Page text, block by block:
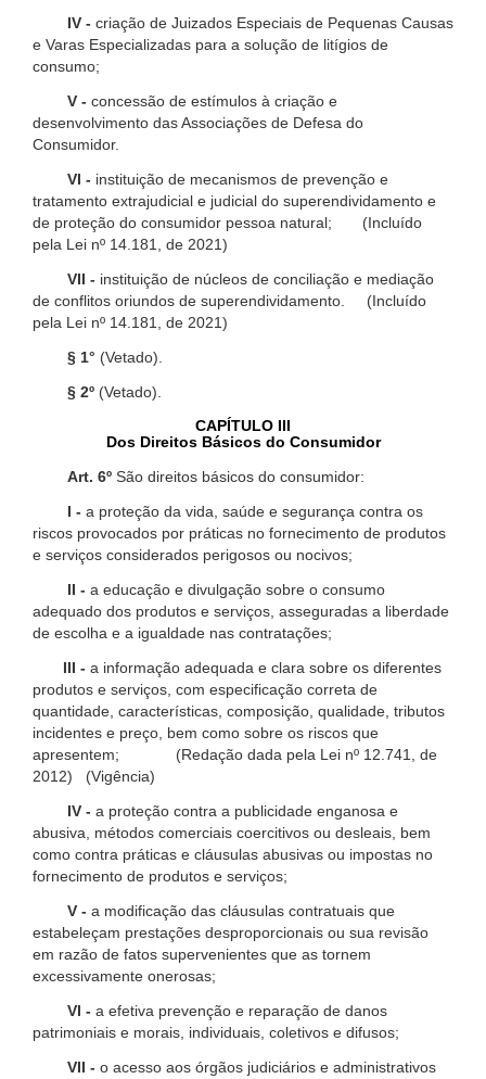
IV - criação de Juizados Especiais de Pequenas Causas
e Varas Especializadas para a solução de litígios de
consumo;
V - concessão de estímulos à criação e
desenvolvimento das Associações de Defesa do
Consumidor.
VI - instituição de mecanismos de prevenção e
tratamento extrajudicial e judicial do superendividamento e
de proteção do consumidor pessoa natural; (Incluído
pela Lei nº 14.181, de 2021)
VII - instituição de núcleos de conciliação e mediação
de conflitos oriundos de superendividamento. (Incluído
pela Lei nº 14.181, de 2021)
§ 1° (Vetado).
§ 2º (Vetado).
CAPÍTULO III
Dos Direitos Básicos do Consumidor
Art. 6º São direitos básicos do consumidor:
I - a proteção da vida, saúde e segurança contra os
riscos provocados por práticas no fornecimento de produtos
e serviços considerados perigosos ou nocivos;
II - a educação e divulgação sobre o consumo
adequado dos produtos e serviços, asseguradas a liberdade
de escolha e a igualdade nas contratações;
III - a informação adequada e clara sobre os diferentes
produtos e serviços, com especificação correta de
quantidade, características, composição, qualidade, tributos
incidentes e preço, bem como sobre os riscos que
apresentem; (Redação dada pela Lei nº 12.741, de
2012) (Vigência)
IV - a proteção contra a publicidade enganosa e
abusiva, métodos comerciais coercitivos ou desleais, bem
como contra práticas e cláusulas abusivas ou impostas no
fornecimento de produtos e serviços;
V - a modificação das cláusulas contratuais que
estabeleçam prestações desproporcionais ou sua revisão
em razão de fatos supervenientes que as tornem
excessivamente onerosas;
VI - a efetiva prevenção e reparação de danos
patrimoniais e morais, individuais, coletivos e difusos;
VII - o acesso aos órgãos judiciários e administrativos